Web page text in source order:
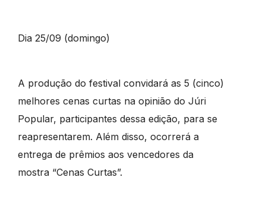
Dia 25/09 (domingo)
A produção do festival convidará as 5 (cinco)
melhores cenas curtas na opinião do Júri
Popular, participantes dessa edição, para se
reapresentarem. Além disso, ocorrerá a
entrega de prêmios aos vencedores da
mostra “Cenas Curtas”.